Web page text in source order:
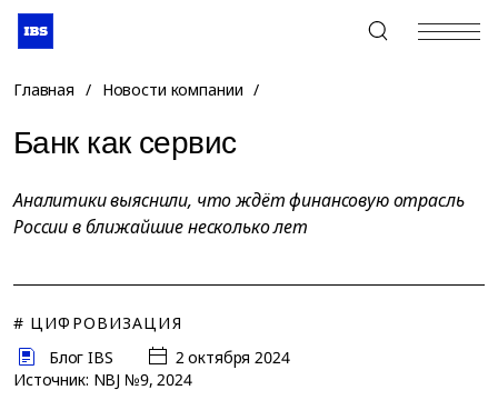
+7 (495) 967-80-80
Главная / Новости компании /
Банк как сервис
Аналитики выяснили, что ждёт финансовую отрасль
России в ближайшие несколько лет
# ЦИФРОВИЗАЦИЯ
Блог IBS
2 октября 2024
Источник: NBJ №9, 2024